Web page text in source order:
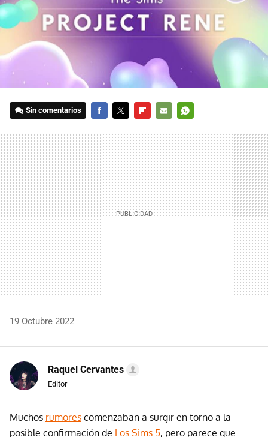
Sin comentarios
MAIL
19 Octubre 2022
Raquel Cervantes
Editor
Muchos rumores comenzaban a surgir en torno a la
posible confirmación de Los Sims 5, pero parece que